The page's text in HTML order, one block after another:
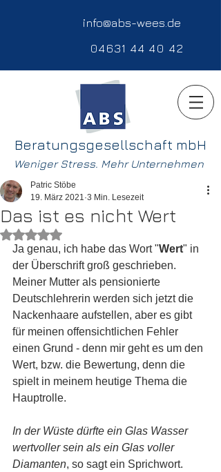
info@abs-wees.de
04631 44 40 42
Beratungsgesellschaft mbH
Weniger Stress. Mehr Unternehmen
Das ist es nicht Wert
Patric Stöbe
19. März 2021 3 Min. Lesezeit
Mit NaN von 5 Sternen bewertet.
Ja genau, ich habe das Wort "Wert" in
der Überschrift groß geschrieben.
Meiner Mutter als pensionierte
Deutschlehrerin werden sich jetzt die
Nackenhaare aufstellen, aber es gibt
für meinen offensichtlichen Fehler
einen Grund - denn mir geht es um den
Wert, bzw. die Bewertung, denn die
spielt in meinem heutige Thema die
Hauptrolle.
In der Wüste dürfte ein Glas Wasser
wertvoller sein als ein Glas voller
Diamanten, so sagt ein Sprichwort.